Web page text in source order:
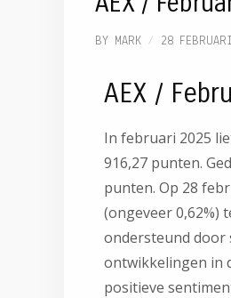
BY MARK 28
AEX /
In februari 2025
916,27 punten.
punten. Op 28
(ongeveer 0,62%)
ondersteund door
ontwikkelingen in
positieve